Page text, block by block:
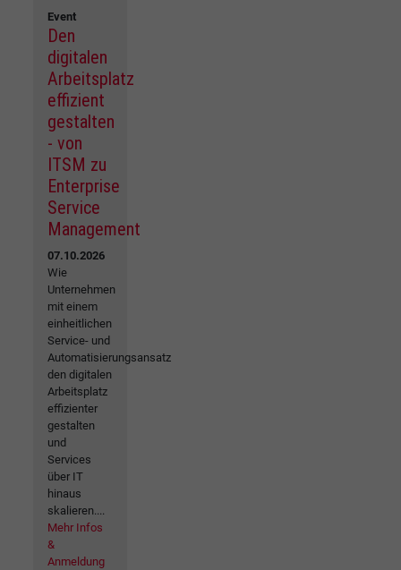
Event
Den
digitalen
Arbeitsplatz
effizient
gestalten
- von
ITSM zu
Enterprise
Service
Management
07.10.2026
Wie
Unternehmen
mit einem
einheitlichen
Service- und
Automatisierungsansatz
den digitalen
Arbeitsplatz
effizienter
gestalten
und
Services
über IT
hinaus
skalieren....
Mehr Infos
&
Anmeldung